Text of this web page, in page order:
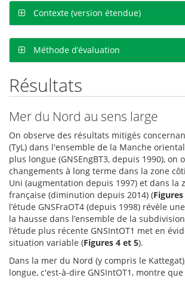
Contexte (version étendue)
Méthode d’évaluation
Résultats
Mer du Nord au sens large
On observe des résultats mitigés
(TyL) dans l'ensemble de la Manche
plus longue (GNSEngBT3, depuis 1990), on
changements à long terme dans la zone
Uni (augmentation depuis 1997) et dans la
française (diminution depuis 2014) (
l’étude GNSFraOT4 (depuis 1998) révèle
la hausse dans l’ensemble de la
l’étude plus récente GNSIntOT1 met en
situation variable (Figures 4 et 5).
Dans la mer du Nord (y compris le
longue, c'est-à-dire GNSIntOT1, montre